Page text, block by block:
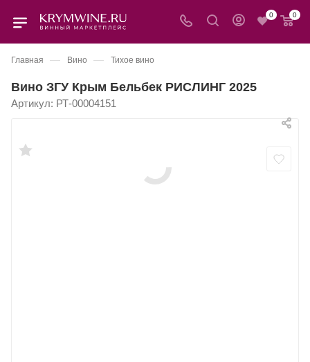
0 0
Главная — Вино — Тихое вино
Вино ЗГУ Крым Бельбек РИСЛИНГ 2025
Артикул: РТ-00004151